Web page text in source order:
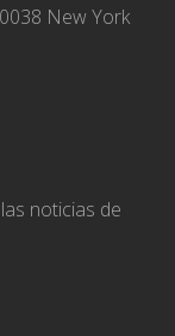
New York
noticias de